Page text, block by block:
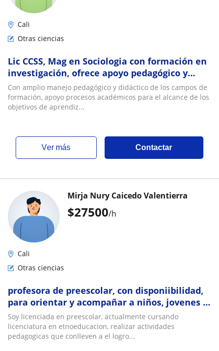
Cali
Otras ciencias
Lic CCSS, Mag en Sociologia con formación en
investigación, ofrece apoyo pedagógico y
académico en áreas de las CSS y
Humanidades en todos los niveles de
formación
Con amplio manejo pedagógico y didáctico de los campos de
formación, apoyo procesos académicos para el alcance de los
objetivos de aprendiz...
ver más Contactar
$27500/h
Mirja Nury Caicedo Valentierra
Cali
Otras ciencias
profesora de preescolar, con disponiibilidad,
para orientar y acompañar a niños, jovenes y
adultos en proceso de enseñanza -
aprendizaje
Soy licenciada en preescolar, actualmente cursando
licenciatura en etnoeducacion, realizar actividades
pedagogicas que conlleven a el logro...